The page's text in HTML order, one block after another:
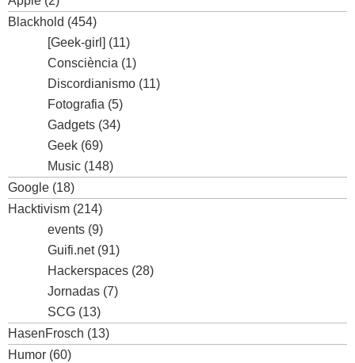
Blackhold (454)
[Geek-girl] (11)
Consciència (1)
Discordianismo (11)
Fotografia (5)
Gadgets (34)
Geek (69)
Music (148)
Google (18)
Hacktivism (214)
events (9)
Guifi.net(91)
Hackerspaces (28)
Jornadas (7)
SCG (13)
HasenFrosch (13)
Humor (60)